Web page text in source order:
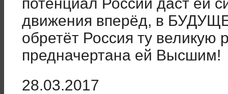
движения вперёд, в
обретёт Россия ту великую
предначертана ей Высшим!
28.03.2017